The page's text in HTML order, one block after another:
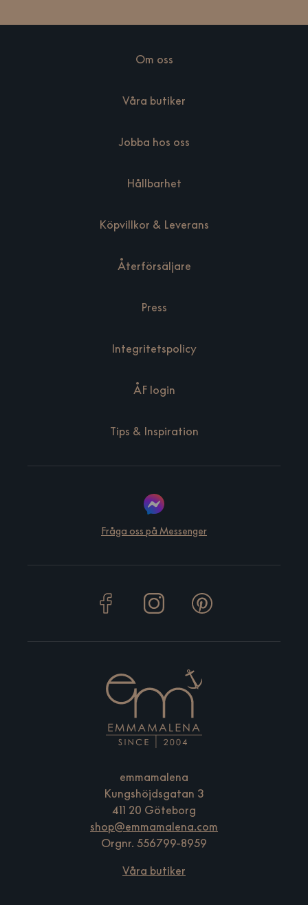
Om oss
Våra butiker
Jobba hos oss
Hållbarhet
Köpvillkor & Leverans
Återförsäljare
Press
Integritetspolicy
ÅF login
Tips & Inspiration
Fråga oss på Messenger
emmamalena
Kungshöjdsgatan 3
411 20 Göteborg
shop@emmamalena.com
Orgnr. 556799-8959
Våra butiker